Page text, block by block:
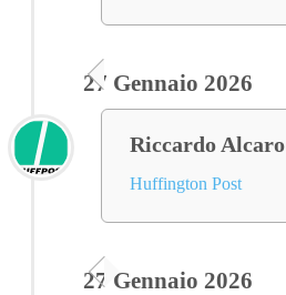
27 Gennaio 2026
Riccardo Alcaro
Huffington Post
27 Gennaio 2026